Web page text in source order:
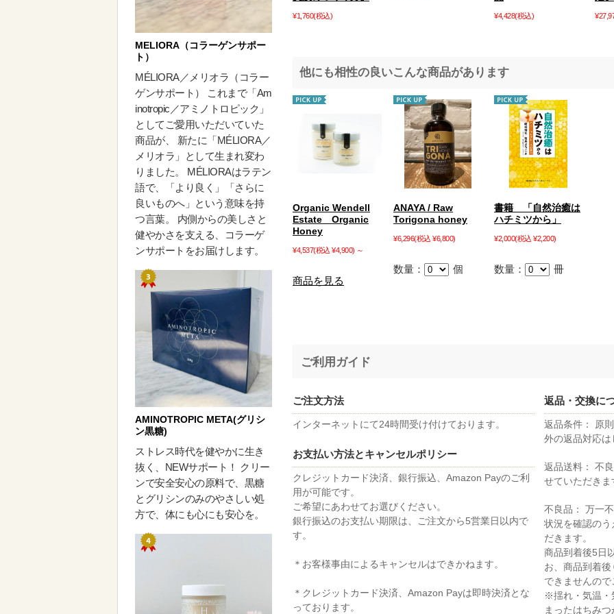
¥1,760(税込) ¥4,428(税込)
他にも相性の良いこんな商品があります
Organic Wendell
Estate Organic
Honey
¥4,537(税込 ¥4,900) ～
商品を見る
ANAYA / Raw
Torigona honey
¥6,296(税込 ¥6,800)
数量： 個
書籍 「自然治癒は
ハチミツから」
¥2,000(税込 ¥2,200)
数量： 冊
ご利用ガイド
ご注文方法
インターネットにて24時間受け付けております。
お支払い方法とキャンセルポリシー
クレジットカード決済、銀行振込、Amazon Payのご利
用が可能です。
ご希望にあわせてお選びください。
銀行振込のお支払い期限は、ご注文から5営業日以内で
す。
＊お客様事由によるキャンセルはできかねます。
＊クレジットカード決済、Amazon Payは即時決済とな
っております。
返品・交換に
返品条件： 原
外の返品対応は
返品送料： 不
せていただきま
不良品： 万一
状況を確認の
だきます。
商品到着後5日
お、商品到着
できませんので
※揺れ・気温・
まったはちみつ
MELIORA（コラーゲンサポー
ト）
MÉLIORA／メリオラ（コラー
ゲンサポート） これまで「Am
inotropic／アミノトロピック」
としてご愛用いただいていた
商品が、 新たに「MÉLIORA／
メリオラ」として生まれ変わ
りました。 MÉLIORAはラテン
語で、「より良く」「さらに
良いものへ」という意味を持
つ言葉。 内側からの美しさと
健やかさを支える、コラーゲ
ンサポートをお届けします。
AMINOTROPIC META(グリシ
ン黒糖)
ストレス時代を健やかに生き
抜く、NEWサポート！ クリー
ンで安全安心の原料で、黒糖
とグリシンのみのやさしい処
方で、体にも心にも安心を。